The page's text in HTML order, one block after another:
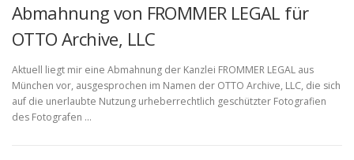
Abmahnung von FROMMER LEGAL für
OTTO Archive, LLC
Aktuell liegt mir eine Abmahnung der Kanzlei FROMMER LEGAL aus
München vor, ausgesprochen im Namen der OTTO Archive, LLC, die sich
auf die unerlaubte Nutzung urheberrechtlich geschützter Fotografien
des Fotografen …